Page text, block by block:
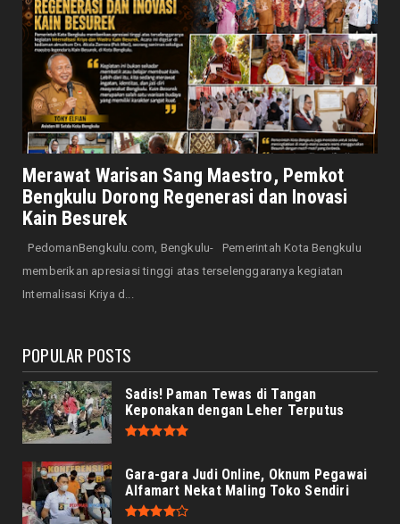
August 10, 2026
JELAJAH
Saat Amal Masjid Keliru, Nasib Negeri
Mengharu-biru (Bagi...
August 10, 2026
DAERAH
Road to HKAN 2026, Asisten III Pemkot
Bengkulu Ikut Melepasl...
August 09, 2026
Jelajah Tanpa Batas dengan Motor Trail
Honda, Siap Taklukkan...
Merawat Warisan Sang Maestro, Pemkot
Bengkulu Dorong Regenerasi dan Inovasi
Kain Besurek
PedomanBengkulu.com, Bengkulu- Pemerintah Kota Bengkulu
memberikan apresiasi tinggi atas terselenggaranya kegiatan
Internalisasi Kriya d...
POPULAR POSTS
Sadis! Paman Tewas di Tangan
Keponakan dengan Leher Terputus
Gara-gara Judi Online, Oknum Pegawai
Alfamart Nekat Maling Toko Sendiri